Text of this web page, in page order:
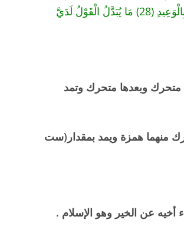
رَبَّنَا مَا أَطْغَيْتُهُ وَلَٰكِن كَانَ فِي ضَلَالٍ بَعِيدٍ (27) قَالَ لَا تَخْتَصِمُوا لَدَيَّ وَقَدْ قَدَّمْتُ إِلَيْكُم بِالْوَعِيدِ (28) مَا يُبَدَّلُ الْقَوْلُ لَدَيَّ
متحرك وبعدها متحرك وتمد
منهما همزة ويمد بمقدار(ست
أخيه عن الخير وهو الإسلام .